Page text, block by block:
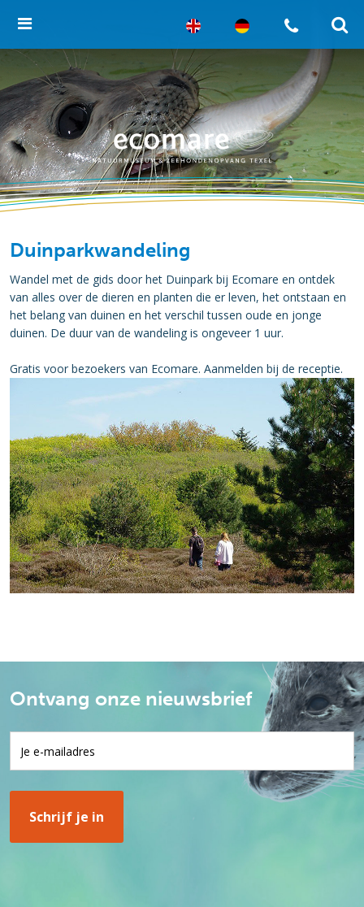
Duinparkwandeling
Wandel met de gids door het Duinpark bij Ecomare en ontdek
van alles over de dieren en planten die er leven, het ontstaan en
het belang van duinen en het verschil tussen oude en jonge
duinen. De duur van de wandeling is ongeveer 1 uur.
Gratis voor bezoekers van Ecomare. Aanmelden bij de receptie.
Ontvang onze nieuwsbrief